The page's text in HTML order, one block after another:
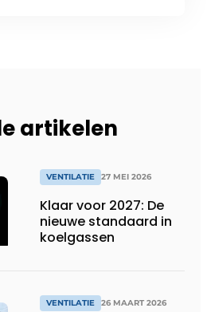
artikelen
VENTILATIE 27 MEI 2026
Klaar voor 2027: De
nieuwe standaard in
koelgassen
VENTILATIE 26 MAART 2026